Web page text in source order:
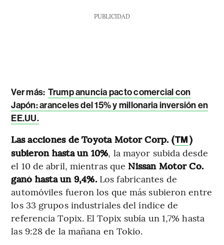
PUBLICIDAD
Ver más: Trump anuncia pacto comercial con
Japón: aranceles del 15% y millonaria inversión en
EE.UU.
Las acciones de Toyota Motor Corp. (TM)
subieron hasta un 10%, la mayor subida desde
el 10 de abril, mientras que Nissan Motor Co.
ganó hasta un 9,4%.Los fabricantes de
automóviles fueron los que más subieron entre
los 33 grupos industriales del índice de
referencia Topix. El Topix subía un 1,7% hasta
las 9:28 de la mañana en Tokio.